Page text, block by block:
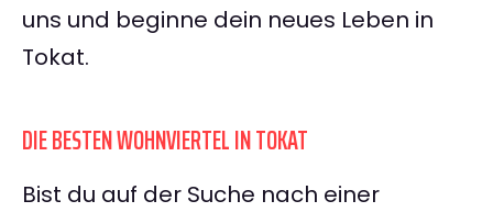
uns und beginne dein neues Leben in
Tokat.
DIE BESTEN WOHNVIERTEL IN TOKAT
Bist du auf der Suche nach einer